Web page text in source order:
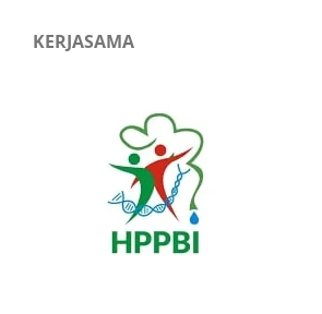
KERJASAMA